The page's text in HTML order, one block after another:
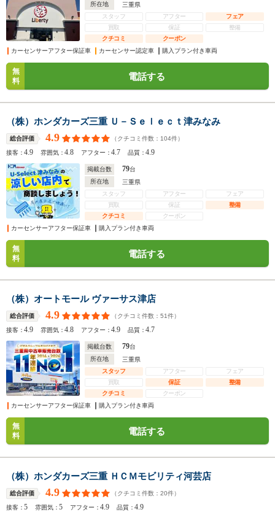
所在地
三重県
スタッフ
アフター
フェア
買取
保証
整備
クチコミ
クーポン
カーセンサーアフター保証車
カーセンサー認定車 購入プラン付き車両
無
料
電話する
（株）ホンダカーズ三重 Ｕ－Ｓｅｌｅｃｔ津みなみ
総合評価 4.9 （クチコミ件数： 104件）
接客：4.9 雰囲気：4.8 アフター：4.7 品質：4.9
掲載台数 79台
所在地
三重県
スタッフ
アフター
フェア
買取
保証
整備
クチコミ
クーポン
カーセンサーアフター保証車
購入プラン付き車両
無
料
電話する
（株）オートモール ヴァーサス津店
総合評価 4.9 （クチコミ件数： 51件）
接客：4.9 雰囲気：4.8 アフター：4.9 品質：4.7
掲載台数 79台
所在地
三重県
スタッフ
アフター
フェア
買取
保証
整備
クチコミ
クーポン
カーセンサーアフター保証車
購入プラン付き車両
無
料
電話する
（株）ホンダカーズ三重 ＨＣＭモビリティ河芸店
総合評価 4.9 （クチコミ件数： 20件）
接客：5 雰囲気：5 アフター：4.9 品質：4.9